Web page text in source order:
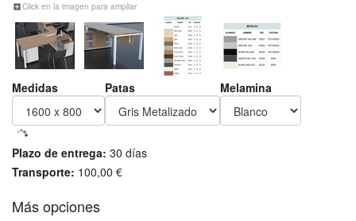
Click en la imagen para ampliar
Medidas Patas Melamina
Plazo de entrega: 30 días
Transporte: 100,00 €
Más opciones